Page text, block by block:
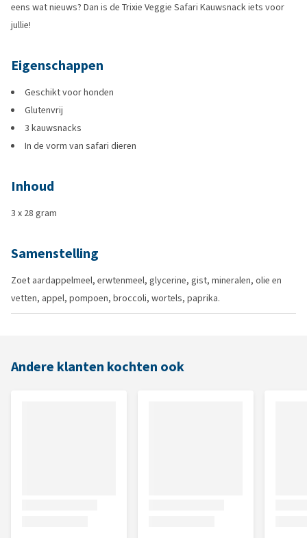
eens wat nieuws? Dan is de Trixie Veggie Safari Kauwsnack iets voor
jullie!
Eigenschappen
Geschikt voor honden
Glutenvrij
3 kauwsnacks
In de vorm van safari dieren
Inhoud
3 x 28 gram
Samenstelling
Zoet aardappelmeel, erwtenmeel, glycerine, gist, mineralen, olie en
vetten, appel, pompoen, broccoli, wortels, paprika.
Andere klanten kochten ook